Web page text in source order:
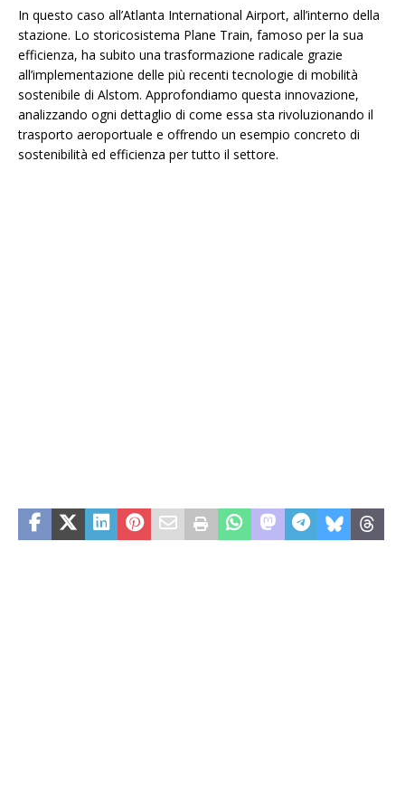
In questo caso all’Atlanta International Airport, all’interno della
stazione. Lo storicosistema Plane Train, famoso per la sua
efficienza, ha subito una trasformazione radicale grazie
all’implementazione delle più recenti tecnologie di mobilità
sostenibile di Alstom. Approfondiamo questa innovazione,
analizzando ogni dettaglio di come essa sta rivoluzionando il
trasporto aeroportuale e offrendo un esempio concreto di
sostenibilità ed efficienza per tutto il settore.